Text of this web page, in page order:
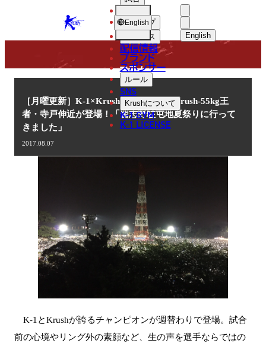
KRUSH English
中文（简体
ショップ
ニュース
配信情報
ブランド
スポンサー
ルール
SNS
Krushについて
K-1 GYM
K-1 LICENSE
English
COLUMN
コラム
［月曜更新］K-1×Krush王者コラム Krush-55kg王
者・寺戸伸近が登場！「習志野駐屯地夏祭りに行って
きました」
2017.08.07
K-1とKrushが誇るチャンピオンが週替わりで登場。試合
前の心境やリング外の素顔など、生の声を選手ならではの